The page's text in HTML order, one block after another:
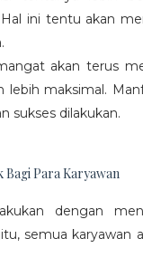
ini tentu akan
akan terus
lebih maksimal.
sukses dilakukan.
Bagi Para Karyawan
dengan
semua karyawan